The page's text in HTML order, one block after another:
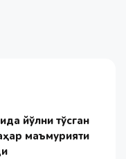
йўлни тўсган
маъмурияти